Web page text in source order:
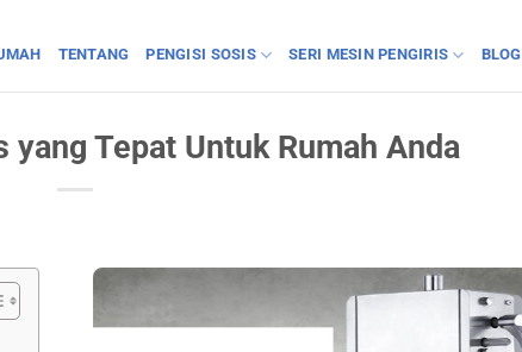
TENTANG PENGISI SOSIS SERI MESIN PENGIRIS BLOG
Tepat Untuk Rumah Anda